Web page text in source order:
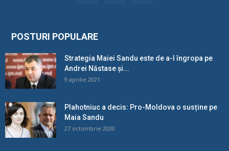
POSTURI POPULARE
Strategia Maiei Sandu este de a-l îngropa pe
Andrei Năstase și...
9 aprilie 2021
Plahotniuc a decis: Pro-Moldova o susține pe
Maia Sandu
27 octombrie 2020